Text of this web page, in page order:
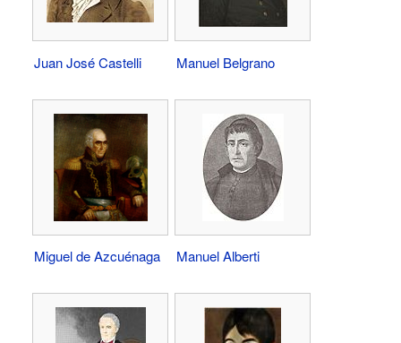
Juan José Castelli Manuel Belgrano
Miguel de Azcuénaga Manuel Alberti